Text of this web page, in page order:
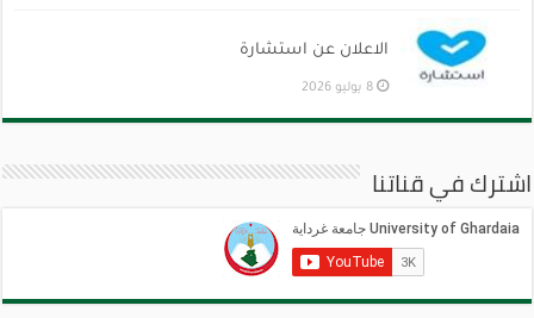
الاعلان عن استشارة
8 يوليو 2026
اشترك في قناتنا